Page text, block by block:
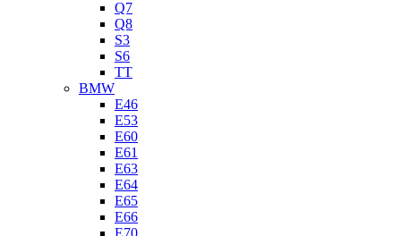
Q7
Q8
S3
S6
TT
BMW
E46
E53
E60
E61
E63
E64
E65
E66